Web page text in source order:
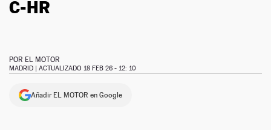
C-HR
POR EL MOTOR
MADRID | ACTUALIZADO 18 FEB 26 - 12: 10
Añadir EL MOTOR en Google